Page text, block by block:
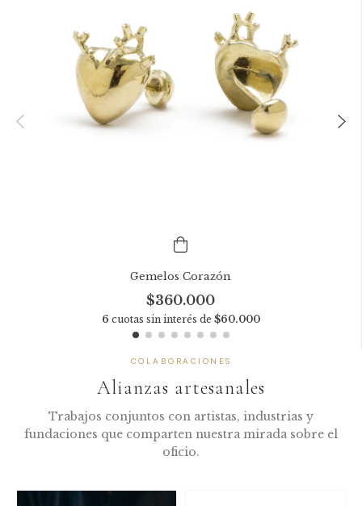
Gemelos Corazón
$360.000
6 cuotas sin interés de $60.000
COLABORACIONES
Alianzas artesanales
Trabajos conjuntos con artistas, industrias y
fundaciones que comparten nuestra mirada sobre el
oficio.